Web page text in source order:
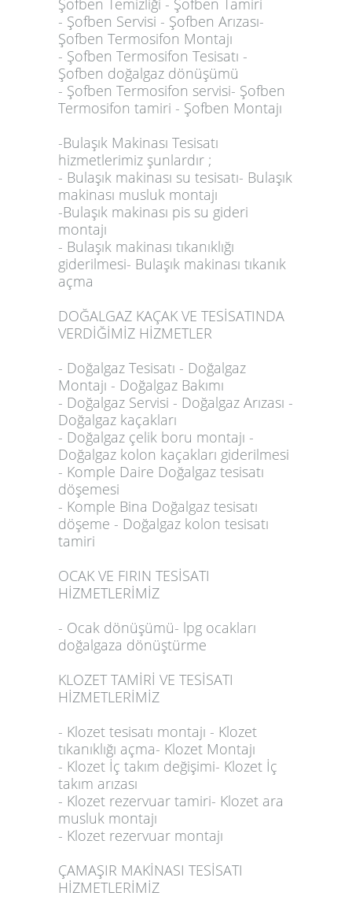
Şofben Temizliği - Şofben Tamiri
- Şofben Servisi - Şofben Arızası-
Şofben Termosifon Montajı
- Şofben Termosifon Tesisatı -
Şofben doğalgaz dönüşümü
- Şofben Termosifon servisi- Şofben
Termosifon tamiri - Şofben Montajı
-Bulaşık Makinası Tesisatı
hizmetlerimiz şunlardır ;
- Bulaşık makinası su tesisatı- Bulaşık
makinası musluk montajı
-Bulaşık makinası pis su gideri
montajı
- Bulaşık makinası tıkanıklığı
giderilmesi- Bulaşık makinası tıkanık
açma
DOĞALGAZ KAÇAK VE TESİSATINDA
VERDİĞİMİZ HİZMETLER
- Doğalgaz Tesisatı - Doğalgaz
Montajı - Doğalgaz Bakımı
- Doğalgaz Servisi - Doğalgaz Arızası -
Doğalgaz kaçakları
- Doğalgaz çelik boru montajı -
Doğalgaz kolon kaçakları giderilmesi
- Komple Daire Doğalgaz tesisatı
döşemesi
- Komple Bina Doğalgaz tesisatı
döşeme - Doğalgaz kolon tesisatı
tamiri
OCAK VE FIRIN TESİSATI
HİZMETLERİMİZ
- Ocak dönüşümü- lpg ocakları
doğalgaza dönüştürme
KLOZET TAMİRİ VE TESİSATI
HİZMETLERİMİZ
- Klozet tesisatı montajı - Klozet
tıkanıklığı açma- Klozet Montajı
- Klozet İç takım değişimi- Klozet İç
takım arızası
- Klozet rezervuar tamiri- Klozet ara
musluk montajı
- Klozet rezervuar montajı
ÇAMAŞIR MAKİNASI TESİSATI
HİZMETLERİMİZ